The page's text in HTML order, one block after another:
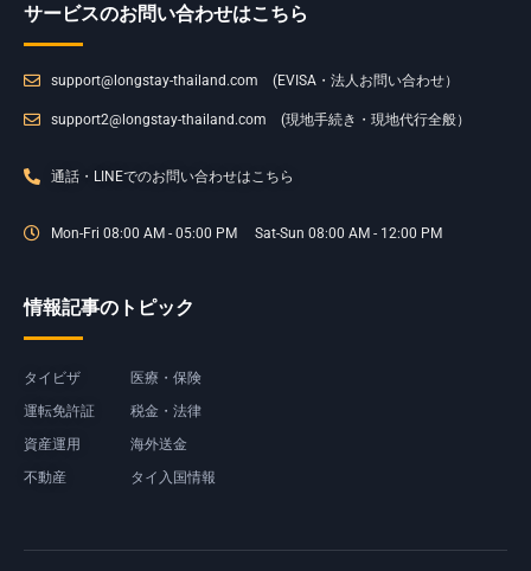
サービスのお問い合わせはこちら
support@longstay-thailand.com (EVISA・法人お問い合わせ）
support2@longstay-thailand.com (現地手続き・現地代行全般）
通話・LINEでのお問い合わせはこちら
Mon-Fri 08:00 AM - 05:00 PM Sat-Sun 08:00 AM - 12:00 PM
情報記事のトピック
タイビザ
運転免許証
資産運用
不動産
医療・保険
税金・法律
海外送金
タイ入国情報